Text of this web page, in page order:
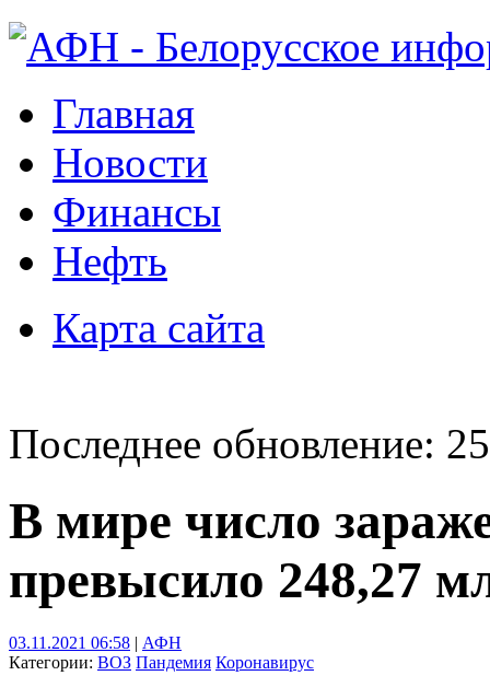
Главная
Новости
Финансы
Нефть
Карта сайта
Последнее обновление:
В мире число
превысило 248,27
03.11.2021 06:58 | АФН
Категории: ВОЗ Пандемия Коронавирус